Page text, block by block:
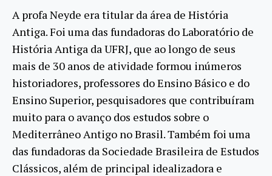
A profa Neyde era titular da área de História
Antiga. Foi uma das fundadoras do Laboratório de
História Antiga da UFRJ, que ao longo de seus
mais de 30 anos de atividade formou inúmeros
historiadores, professores do Ensino Básico e do
Ensino Superior, pesquisadores que contribuíram
muito para o avanço dos estudos sobre o
Mediterrâneo Antigo no Brasil. Também foi uma
das fundadoras da Sociedade Brasileira de Estudos
Clássicos, além de principal idealizadora e